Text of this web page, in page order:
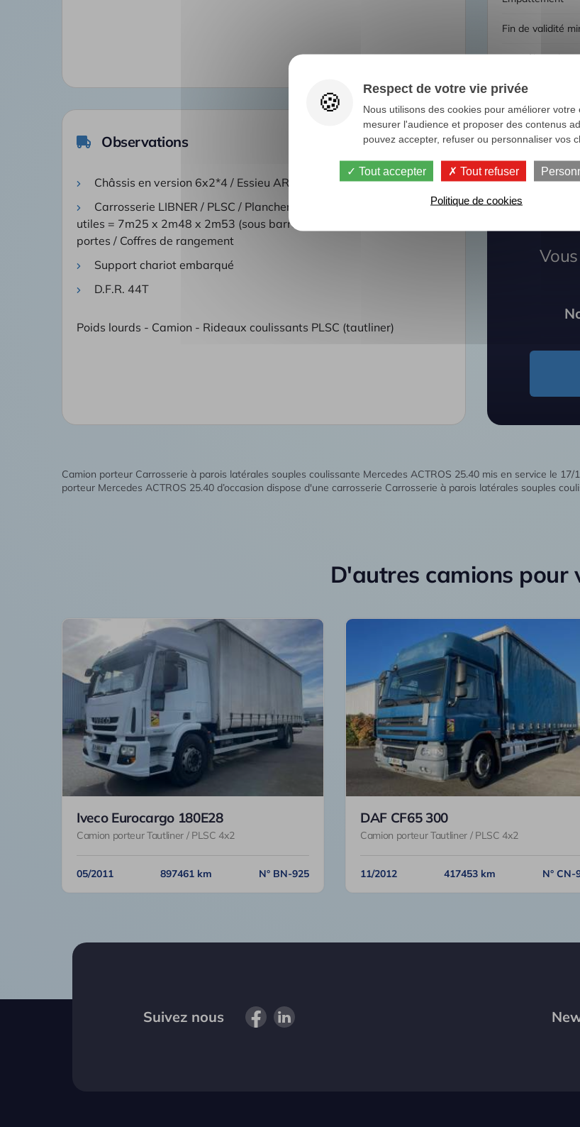
Fin de validité
Contrôle
Observations
Châssis en version 6x2*4 / Essieu AR relevable et directionnel
Carrosserie LIBNER / PLSC / Plancher oméga - Bois / Dimensions
utiles = 7m25 x 2m48 x 2m53 (sous barre) - 2m49 (sous cadre) / 2
portes / Coffres de rangement
Support chariot embarqué
D.F.R. 44T
Poids lourds - Camion - Rideaux coulissants PLSC (tautliner)
Camion porteur Carrosserie à parois latérales souples coulissante Mercedes ACTROS 25.40 mis en service le
porteur Mercedes ACTROS 25.40 d’occasion dispose d'une carrosserie Carrosserie à parois latérales souples
D'autres camions pour
Iveco Eurocargo 180E28
Camion porteur Tautliner / PLSC 4x2
05/2011 897461 km N° BN-925
DAF CF65 300
Camion porteur Tautliner / PLSC 4x2
11/2012 417453 km N° CN-
Suivez nous
Respect de votre vie privée
Nous utilisons des cookies pour améliorer votre
mesurer l'audience et proposer des contenus
pouvez accepter, refuser ou personnaliser vos
Tout accepter Tout refuser
Politique de cookies